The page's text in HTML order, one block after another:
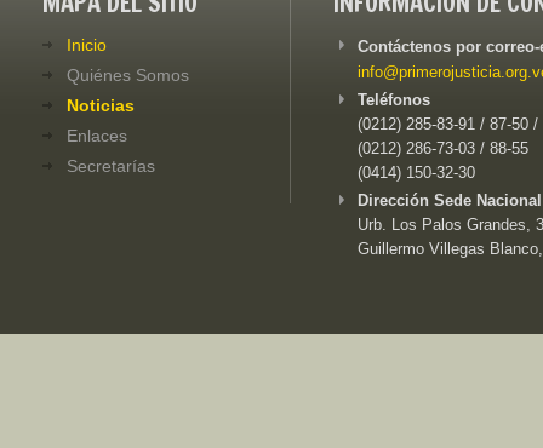
Inicio
Quiénes Somos
Noticias
Enlaces
Secretarías
Contáctenos por
Teléfonos
(0212) 285-83-91 / 87-50 /
(0212) 286-73-03 / 88-55
(0414) 150-32-30
Dirección Sede
Urb. Los Palos Grandes,
Guillermo Villegas